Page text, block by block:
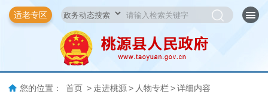
适老专区
您的位置： 首页 > 走进桃源 > 人物专栏 > 详细内容